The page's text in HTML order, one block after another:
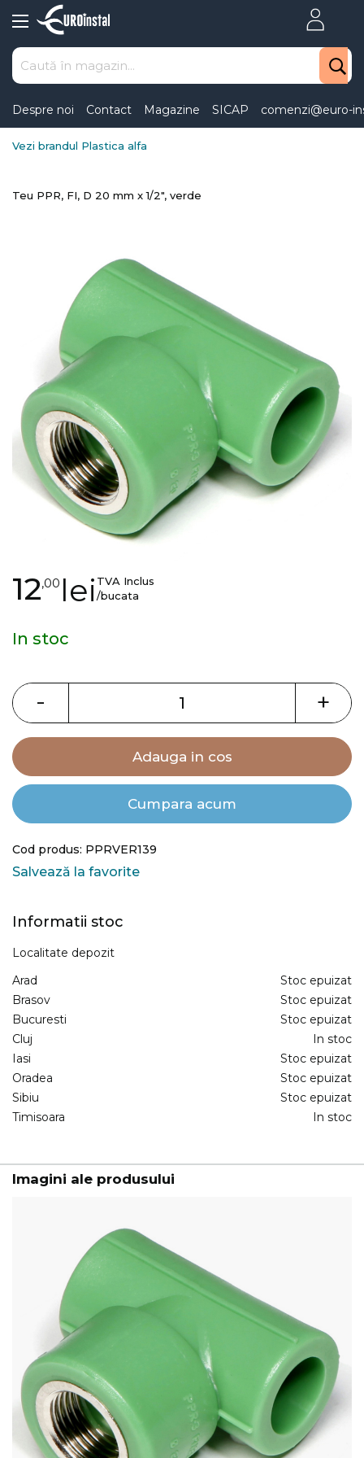
to
Content
Despre noi Contact Magazine SICAP comenzi@euro-
Vezi brandul Plastica alfa
Teu PPR, FI, D 20 mm x 1/2", verde
Skip
beginning
images
gallery
12,00 leiTVA Inclus
/bucata
In stoc
- +
Adauga in cos
Cumpara acum
Cod produs: PPRVER139
Salvează la favorite
Informatii stoc
Localitate depozit
Arad
Stoc epuizat
Brasov
Stoc epuizat
Bucuresti
Stoc epuizat
Cluj
In stoc
Iasi
Stoc epuizat
Oradea
Stoc epuizat
Sibiu
Stoc epuizat
Timisoara
In stoc
Imagini ale produsului